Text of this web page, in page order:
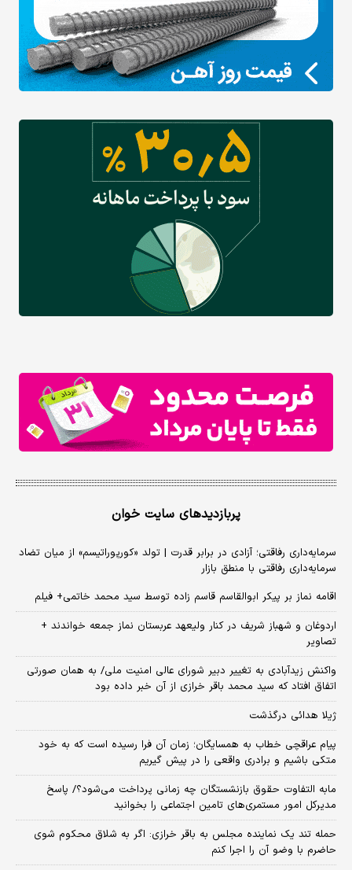
پربازدیدهای سایت خوان
سرمایه‌داری رفاقتی؛ آزادی در برابر قدرت | تولد «کورپوراتیسم» از میان تضاد
سرمایه‌داری رفاقتی با منطق بازار
اقامه نماز بر پیکر ابوالقاسم قاسم زاده توسط سید محمد خاتمی+ فیلم
اردوغان و شهباز شریف در کنار ولیعهد عربستان نماز جمعه خواندند +
تصاویر
واکنش زیدآبادی به تغییر دبیر شورای عالی امنیت ملی/ به همان صورتی
اتفاق افتاد که سید محمد باقر خرازی از آن خبر داده بود
ژیلا هدائی درگذشت
پیام عراقچی خطاب به همسایگان؛ زمان آن فرا رسیده است که به خود
متکی باشیم و برادری واقعی را در پیش گیریم
مابه التفاوت حقوق بازنشستگان چه زمانی پرداخت می‌شود؟/ پاسخ
مدیرکل امور مستمری‌های تامین اجتماعی را بخوانید
حمله تند یک نماینده مجلس به باقر خرازی: اگر به شلاق محکوم شوی
حاضرم با وضو آن را اجرا کنم